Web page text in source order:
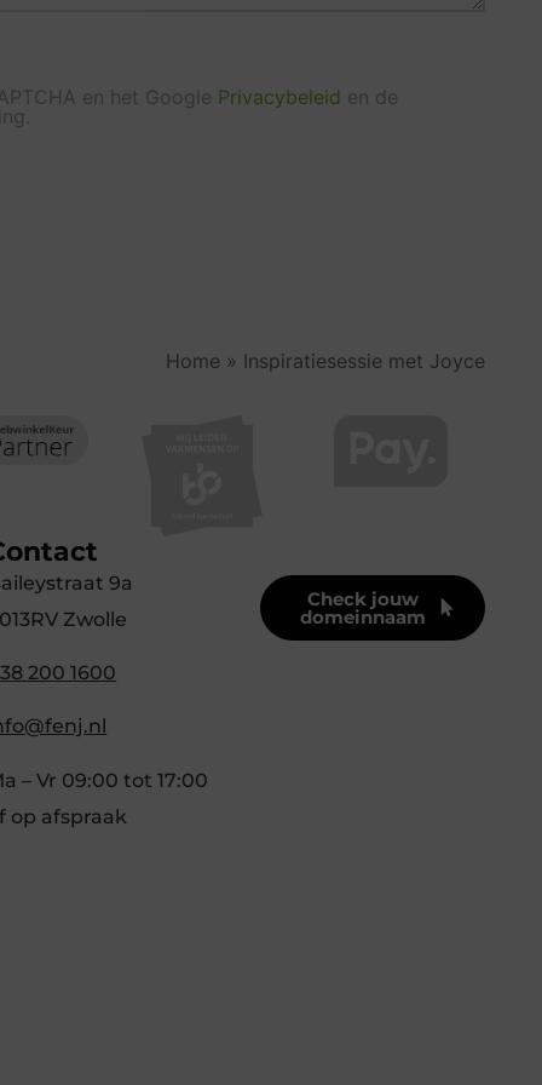
en het Google Privacybeleid en de
Home » Inspiratiesessie met Joyce
9a
Zwolle
200 1600
– Vr 09:00 tot 17:00
op afspraak
Check jouw
domeinnaam